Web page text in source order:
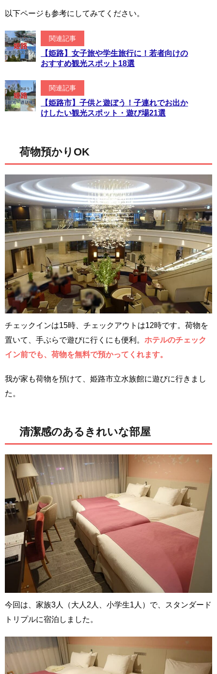
以下ページも参考にしてみてください。
関連記事
【姫路】女子旅や学生旅行に！若者向けの
おすすめ観光スポット18選
関連記事
【姫路市】子供と遊ぼう！子連れでお出か
けしたい観光スポット・遊び場21選
荷物預かりOK
チェックインは15時、チェックアウトは12時です。荷物を
置いて、手ぶらで遊びに行くにも便利。 ホテルのチェック
イン前でも、荷物を無料で預かってくれます。
我が家も荷物を預けて、姫路市立水族館に遊びに行きまし
た。
清潔感のあるきれいな部屋
今回は、家族3人（大人2人、小学生1人）で、スタンダード
トリプルに宿泊しました。